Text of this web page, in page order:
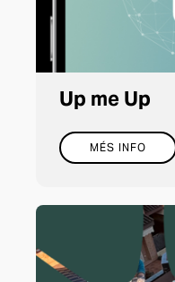
Up me Up
MÉS INFO